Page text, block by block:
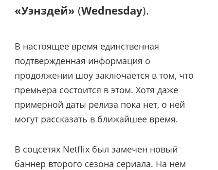
«Уэнздей» (Wednesday).
В настоящее время единственная
подтвержденная информация о
продолжении шоу заключается в том, что
премьера состоится в этом. Хотя даже
примерной даты релиза пока нет, о ней
могут рассказать в ближайшее время.
В соцсетях Netflix был замечен новый
баннер второго сезона сериала. На нем